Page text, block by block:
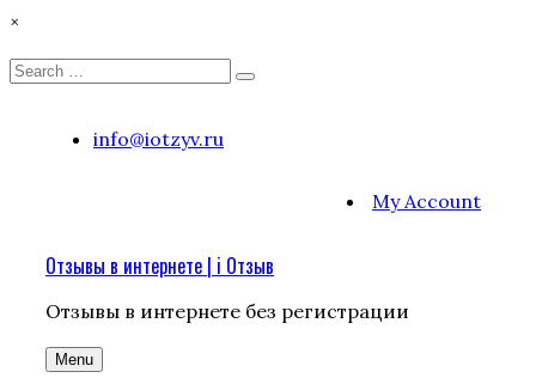
×
Search
Search
info@iotzyv.ru
My Account
Отзывы в интернете | i Отзыв
Отзывы в интернете без регистрации
Menu